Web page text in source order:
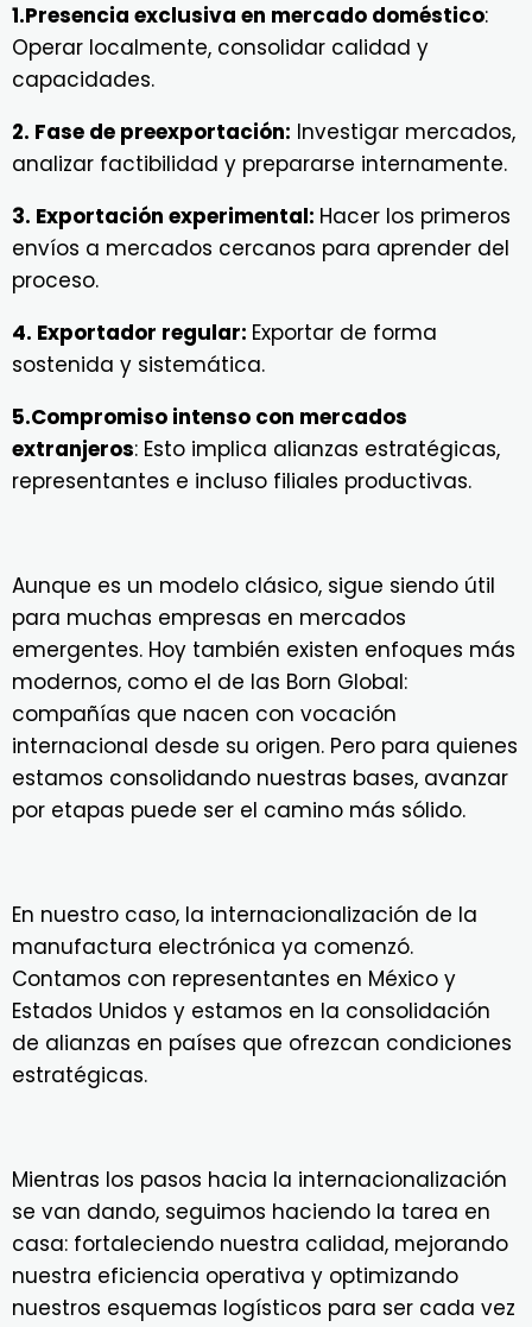
1.Presencia exclusiva en mercado doméstico:
Operar localmente, consolidar calidad y
capacidades.
2. Fase de preexportación: Investigar mercados,
analizar factibilidad y prepararse internamente.
3. Exportación experimental: Hacer los primeros
envíos a mercados cercanos para aprender del
proceso.
4. Exportador regular: Exportar de forma
sostenida y sistemática.
5.Compromiso intenso con mercados
extranjeros: Esto implica alianzas estratégicas,
representantes e incluso filiales productivas.
Aunque es un modelo clásico, sigue siendo útil
para muchas empresas en mercados
emergentes. Hoy también existen enfoques más
modernos, como el de las Born Global:
compañías que nacen con vocación
internacional desde su origen. Pero para quienes
estamos consolidando nuestras bases, avanzar
por etapas puede ser el camino más sólido.
En nuestro caso, la internacionalización de la
manufactura electrónica ya comenzó.
Contamos con representantes en México y
Estados Unidos y estamos en la consolidación
de alianzas en países que ofrezcan condiciones
estratégicas.
Mientras los pasos hacia la internacionalización
se van dando, seguimos haciendo la tarea en
casa: fortaleciendo nuestra calidad, mejorando
nuestra eficiencia operativa y optimizando
nuestros esquemas logísticos para ser cada vez